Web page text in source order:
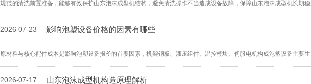
规范的清洗前置准备，能够有效保护山东泡沫成型机结构，避免清洗操作不当造成设备故障，保障山东泡沫成型机长期
机的清洗洁净度与作业安全性。
2026-07-23 影响泡塑设备价格的因素有哪些
原材料与核心配件成本是影响泡塑设备报价的首要因素，机架钢板、液压组件、温控模块、伺服电机构成泡塑设备主要
泡塑设备投入成本更高，普通零配件装配的泡塑设备造价更低，钢材、机电配件行情变动，持续调整泡塑设备基础报价。
2026-07-17 山东泡沫成型机构造原理解析